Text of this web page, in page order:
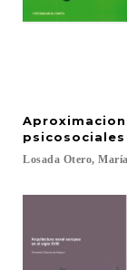
Losada Otero, María